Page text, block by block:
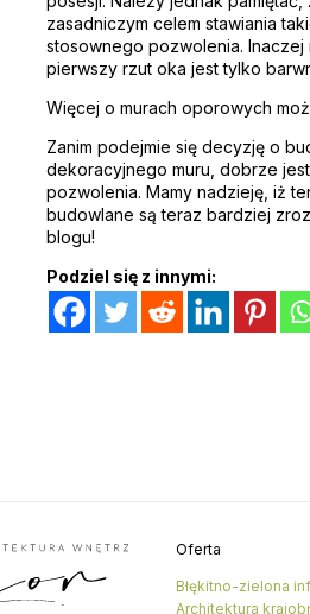
zasadniczym celem stawiania
stosownego pozwolenia.
pierwszy rzut oka jest tylko
Więcej o murach oporowych
Zanim podejmie się decyzję o
dekoracyjnego muru, dobrze
pozwolenia. Mamy nadzieję, iż
budowlane są teraz bardziej
blogu!
Podziel się z innymi:
Oferta
Błękitno-zielona
Architektura